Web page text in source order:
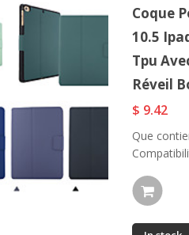
Coque
10.5
Tpu
Réveil
$ 9.42
Que